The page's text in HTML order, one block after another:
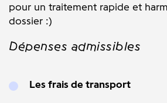
pour un traitement rapide et
dossier :)
Dépenses admissibles
Les frais de transport